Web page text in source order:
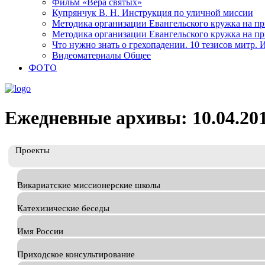
Фильм «Вера святых»
Купрянчук В. Н. Инструкция по уличной миссии
Методика организации Евангельского кружка на
Методика организации Евангельского кружка на
Что нужно знать о грехопадении. 10 тезисов митр.
Видеоматериалы Общее
ФОТО
Ежедневные архивы:
Проекты
Викариатские миссионерские школы
Катехизические беседы
Имя России
Приходское консультирование